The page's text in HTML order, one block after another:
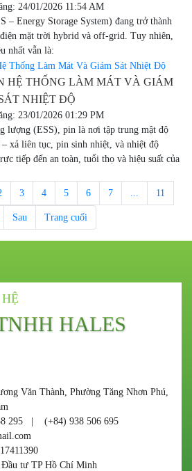
24/01/2026 11:54 AM
– Energy Storage System) đang trở thành
mặt trời hybrid và off-grid. Tuy nhiên,
nhất vẫn là:
HỆ THỐNG LÀM MÁT VÀ GIÁM
NHIỆT ĐỘ
23/01/2026 01:29 PM
lượng (ESS), pin là nơi tập trung mật độ
xả liên tục, pin sinh nhiệt, và nhiệt độ
tiếp đến an toàn, tuổi thọ và hiệu suất của
3 4 5 6 7 11
Sau Trang cuối
HALES
Văn Thành, Phường Tăng Nhơn Phú,
295 | (+84) 938 506 695
Đầu tư TP Hồ Chí Minh